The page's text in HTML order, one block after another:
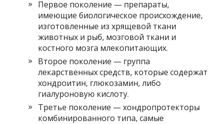
Первое поколение — препараты,
имеющие биологическое происхождение,
изготовленные из хрящевой ткани
животных и рыб, мозговой ткани и
костного мозга млекопитающих.
Второе поколение — группа
лекарственных средств, которые содержат
хондроитин, глюкозамин, либо
гиалуроновую кислоту.
Третье поколение — хондропротекторы
комбинированного типа, самые